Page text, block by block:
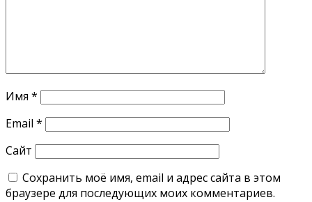
Имя *
Email *
Сайт
Сохранить моё имя, email и адрес сайта в этом
браузере для последующих моих комментариев.